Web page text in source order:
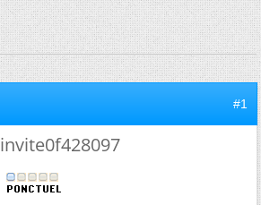
#1
invite0f428097